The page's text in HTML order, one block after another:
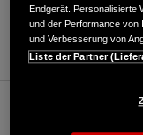
09621/13031
E-Mail
E Mobilität
Endgerät. Personalisierte
und der Performance von
und Verbesserung von
Liste der Partner